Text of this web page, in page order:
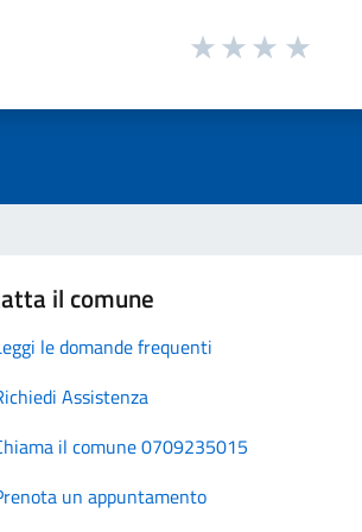
il comune
le domande frequenti
Assistenza
il comune 0709235015
un appuntamento